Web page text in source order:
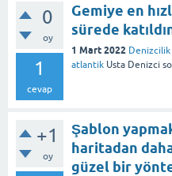
0
oy
1
cevap
Gemiye en
sürede
1 Mart 2022 Denizcilik
atlantik Usta Denizci
+1
oy
Şablon
haritadan
güzel bir